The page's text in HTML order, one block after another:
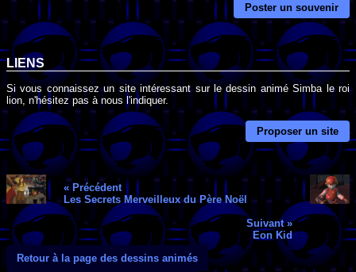
Poster un souvenir
LIENS
Si vous connaissez un site intéressant sur le dessin animé Simba le roi
lion, n'hésitez pas à nous l'indiquer.
Proposer un site
« Précédent
Les Secrets Merveilleux du Père Noël
Suivant »
Eon Kid
Retour à la page des dessins animés